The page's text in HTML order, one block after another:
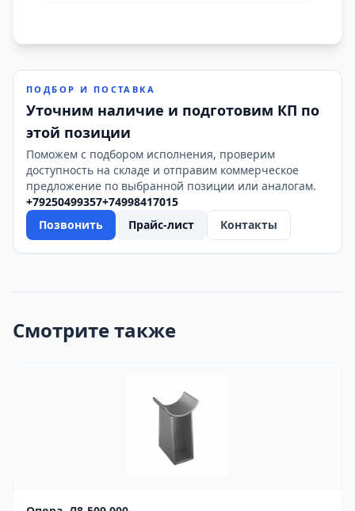
ПОДБОР И ПОСТАВКА
Уточним наличие и подготовим КП по
этой позиции
Поможем с подбором исполнения, проверим
доступность на складе и отправим коммерческое
предложение по выбранной позиции или аналогам.
+79250499357+74998417015
Позвонить
Прайс-лист Контакты
Смотрите также